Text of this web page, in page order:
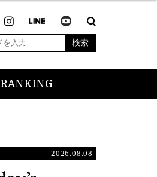
検索
RANKING
2026.08.08